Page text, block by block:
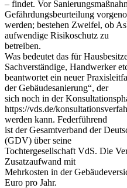
– findet. Vor
Gefährdungsbeurteilung
werden; bestehen Zweifel, ob
aufwendige Risikoschutz zu
betreiben.
Was bedeutet das für
Sachverständige, Handwerker
beantwortet ein neuer
der Gebäudesanierung“, der
sich noch in der
https://vds.de/
werden kann. Federführend
ist der Gesamtverband der
(GDV) über seine
Tochtergesellschaft VdS. Die
Zusatzaufwand mit
Mehrkosten in der
Euro pro Jahr.